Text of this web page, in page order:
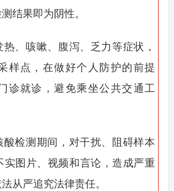
结果即为阴性。
热、咳嗽、腹泻、乏力等症状，
样点，在做好个人防护的前提
诊就诊，避免乘坐公共交通工
酸检测期间，对干扰、阻碍样本
实图片、视频和言论，造成严重
从严追究法律责任。